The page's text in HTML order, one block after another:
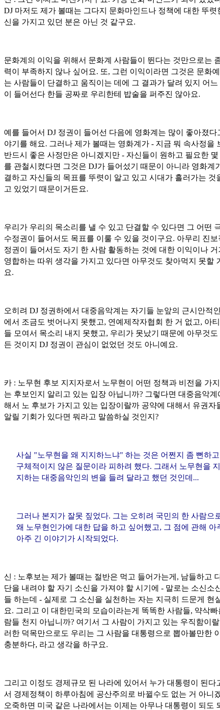
DJ 마저도 제가 볼때는 그다지 문화마인드나 정책에 대한 뚜렷
신을 가지고 있던 분은 아닌 것 같구요.
문화계의 이익을 위해서 문화계 사람들이 뛴다는 것만으로는
력이 부족하지 않나 싶어요. 또, 그런 이익이라면 그것은 문화
는 사람들이 단결하고 움직이는 데에 그 결과가 달려 있지 어느
이 들어선다 한들 공짜로 우리한테 밥술을 퍼주진 않아요.
예를 들어서 DJ 정권이 들어선 다음에 영화계는 많이 좋아졌다
야기를 해요. 그러나 제가 볼때는 영화계가 - 지금 뭐 속사정을
반드시 좋은 사정만은 아니겠지만 - 자신들이 원하고 필요한
를 관철시켰다면 그것은 DJ가 들어섰기 때문이 아니라 영화계
결하고 자신들의 목표를 뚜렷이 알고 있고 시대가 흘러가는 것
고 있었기 때문이거든요.
우리가 우리의 목소리를 낼 수 있고 단결할 수 있다면 그 어떤
수정권이 들어서도 목표를 이룰 수 있을 것이구요. 아무리 진보
정권이 들어서도 자기 한 사람 활동하는 것에 대한 이익이나 거
영합하는 따위 생각을 가지고 있다면 아무것도 찾아먹지 못할
요.
오히려 DJ 정권하에서 대중음악계는 자기들 눈앞의 근시안적
에서 조금도 벗어나지 못했고, 연예제작자협회 한 거 없고, 아
들 모여서 목소리 내지 못했고, 우리가 못났기 때문에 아무것도
든 것이지 DJ 정권이 관심이 없었던 것도 아니예요.
카 : 노무현 후보 지지자로서 노무현이 어떤 정책과 비전을 가
는 후보인지 알리고 있는 입장 아닙니까? 그렇다면 대중음악계
해서 노 후보가 가지고 있는 입장이랄까 공약에 대해서 유권자
알릴 기회가 있다면 뭐라고 말씀하실 것인지?
사실 "노무현을 왜 지지하느냐" 하는 것은 어쩐지 좀 뻔하고
구체적이지 않은 질문이라 피하려 했다. 그래서 노무현을 지
지하는 대중음악인의 변을 들려 달라고 했던 것인데...
그러나 본지가 잘못 짚었다. 그는 오히려 국민의 한 사람으
왜 노무현인가에 대한 답을 하고 싶어했고, 그 점에 관해 아
아주 긴 이야기가 시작되었다.
신 : 노후보는 제가 볼때는 절반은 먹고 들어가는게, 남들하고
단을 내려야 할 자기 소신을 가져야 할 시기에 - 말로는 소신소
들 하는데 - 실제로 그 소신을 실천하는 자는 지극히 드문게 현
요. 그리고 이 대한민국의 모습이라는게 똑똑한 사람들, 약삭빠
람들 천지 아닙니까? 여기서 그 사람이 가지고 있는 우직함이
러한 덕목만으로도 우리는 그 사람을 대통령으로 뽑아볼만한
충분하다, 라고 생각을 하구요.
그리고 이정도 경제규모 된 나라에 있어서 누가 대통령이 된다
서 경제정책이 하루아침에 공산주의로 바뀔수도 없는 거 아니
오죽하면 미국 같은 나라에서는 이제는 아무나 대통령이 되도